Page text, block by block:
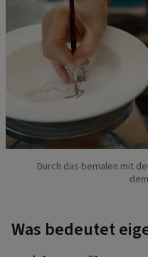
Durch das bemalen mit
Was bedeutet